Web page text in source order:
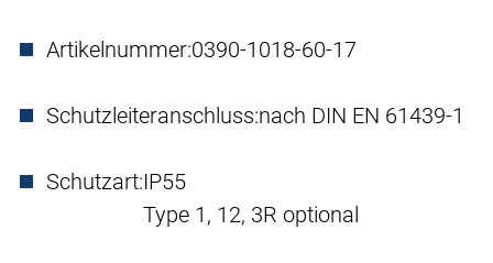
Artikelnummer:0390-1018-60-17
Schutzleiteranschluss:nach DIN EN 61439-1
Schutzart:IP55
Type 1, 12, 3R optional